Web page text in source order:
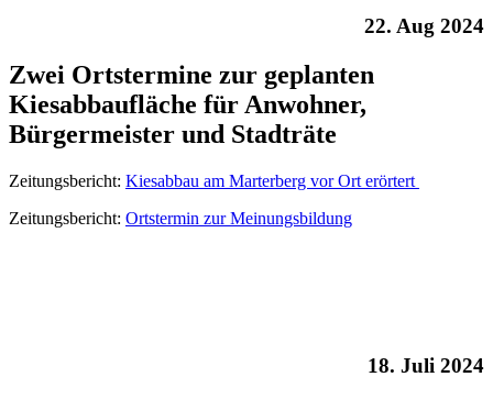
22. Aug 2024
Zwei Ortstermine zur geplanten
Kiesabbaufläche für Anwohner,
Bürgermeister und Stadträte
Zeitungsbericht: Kiesabbau am Marterberg vor Ort erörtert
Zeitungsbericht: Ortstermin zur Meinungsbildung
18. Juli 2024